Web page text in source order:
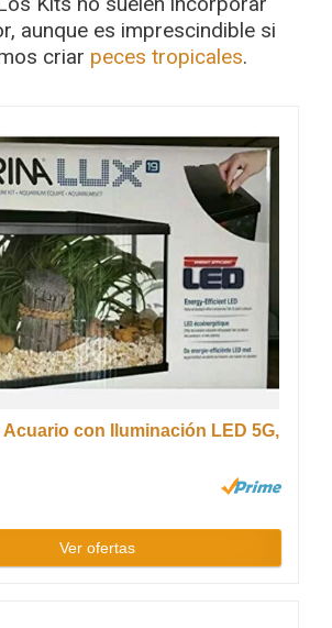
aunque es imprescindible si
criar peces tropicales.
Acuario con Iluminación LED 5G,
Ver ofertas